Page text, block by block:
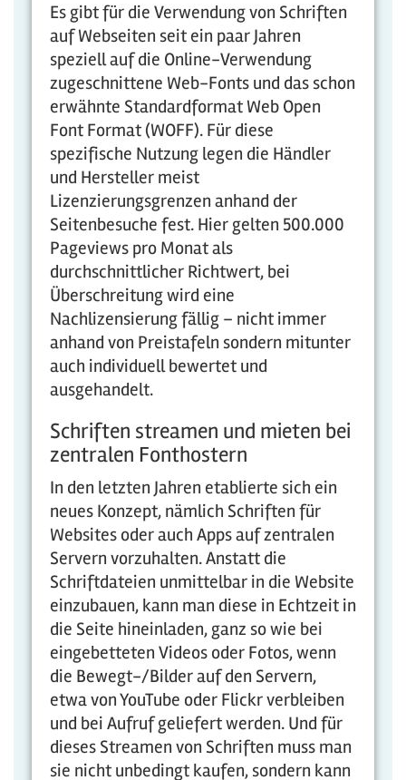
Es gibt für die Verwendung von Schriften
auf Webseiten seit ein paar Jahren
speziell auf die Online-Verwendung
zugeschnittene Web-Fonts und das schon
erwähnte Standardformat Web Open
Font Format (WOFF). Für diese
spezifische Nutzung legen die Händler
und Hersteller meist
Lizenzierungsgrenzen anhand der
Seitenbesuche fest. Hier gelten 500.000
Pageviews pro Monat als
durchschnittlicher Richtwert, bei
Überschreitung wird eine
Nachlizensierung fällig – nicht immer
anhand von Preistafeln sondern mitunter
auch individuell bewertet und
ausgehandelt.
Schriften streamen und mieten bei
zentralen Fonthostern
In den letzten Jahren etablierte sich ein
neues Konzept, nämlich Schriften für
Websites oder auch Apps auf zentralen
Servern vorzuhalten. Anstatt die
Schriftdateien unmittelbar in die Website
einzubauen, kann man diese in Echtzeit in
die Seite hineinladen, ganz so wie bei
eingebetteten Videos oder Fotos, wenn
die Bewegt-/Bilder auf den Servern,
etwa von YouTube oder Flickr verbleiben
und bei Aufruf geliefert werden. Und für
dieses Streamen von Schriften muss man
sie nicht unbedingt kaufen, sondern kann